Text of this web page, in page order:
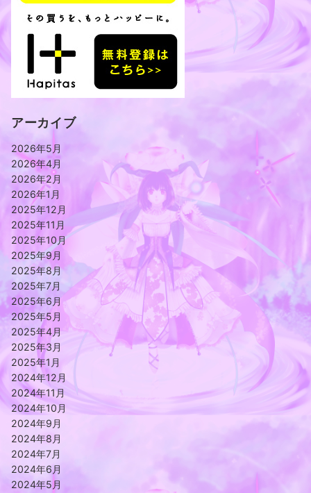
アーカイブ
2026年5月
2026年4月
2026年2月
2026年1月
2025年12月
2025年11月
2025年10月
2025年9月
2025年8月
2025年7月
2025年6月
2025年5月
2025年4月
2025年3月
2025年1月
2024年12月
2024年11月
2024年10月
2024年9月
2024年8月
2024年7月
2024年6月
2024年5月